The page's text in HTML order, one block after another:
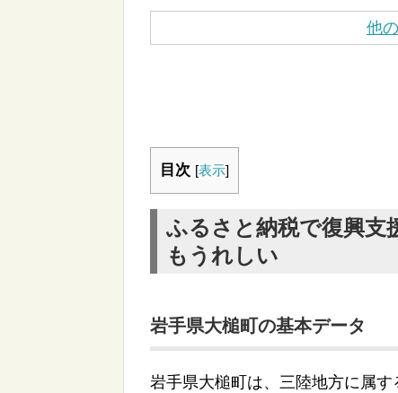
他
目次 [表示]
ふるさと納税で復興支
もうれしい
岩手県大槌町の基本データ
岩手県大槌町は、三陸地方に属